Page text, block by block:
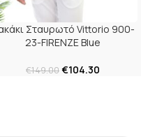
Σταυρωτό Vittorio 900-
23-FIRENZE Blue
€149.00€104.30